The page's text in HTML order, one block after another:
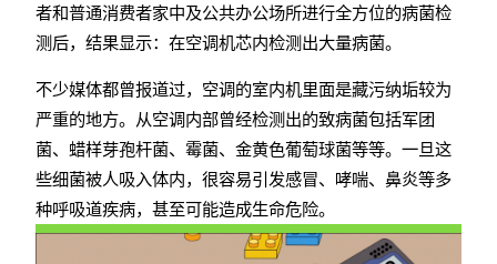
者和普通消费者家中及公共办公场所进行全方位的病菌检
测后，结果显示：在空调机芯内检测出大量病菌。
不少媒体都曾报道过，空调的室内机里面是藏污纳垢较为
严重的地方。从空调内部曾经检测出的致病菌包括军团
菌、蜡样芽孢杆菌、霉菌、金黄色葡萄球菌等等。一旦这
些细菌被人吸入体内，很容易引发感冒、哮喘、鼻炎等多
种呼吸道疾病，甚至可能造成生命危险。